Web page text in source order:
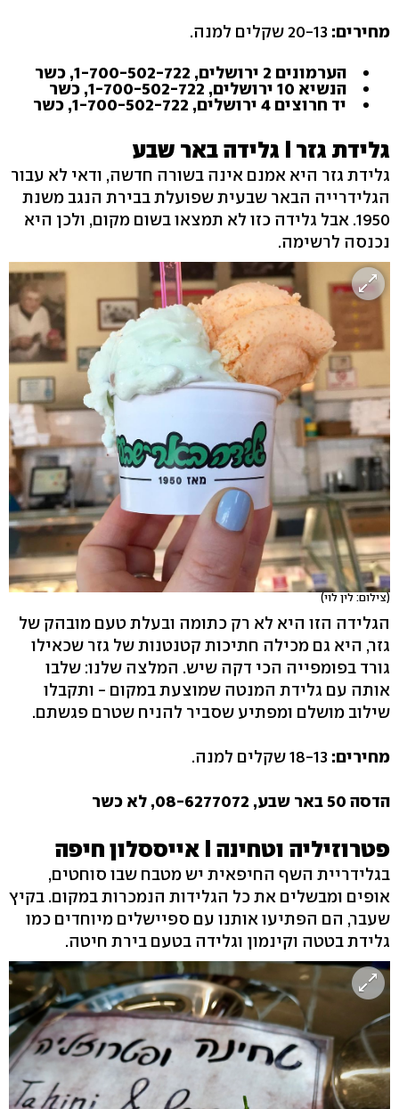
מחירים:
הערמונים 2 ירושלים, 1-700-502-722, כשר
הנשיא 10 ירושלים, 1-700-502-722, כשר
יד חרוצים 4 ירושלים, 1-700-502-722, כשר
גלידת גזר I גלידה באר שבע
גלידת גזר היא אמנם אינה בשורה חדשה, ודאי לא עבור
הגלידרייה הבאר שבעית שפועלת בבירת הנגב משנת
1950. אבל גלידה כזו לא תמצאו בשום מקום, ולכן היא
נכנסה לרשימה.
(צילום: לין לוי)
הגלידה הזו היא לא רק כתומה ובעלת טעם מובהק של
גזר, היא גם מכילה חתיכות קטנטנות של גזר שכאילו
גורד בפומפייה הכי דקה שיש. המלצה שלנו: שלבו
אותה עם גלידת המנטה שמוצעת במקום - ותקבלו
שילוב מושלם ומפתיע שסביר להניח שטרם פגשתם.
מחירים:
הדסה 50 באר שבע, 08-6277072, לא כשר
פטרוזיליה וטחינה I אייססלון חיפה
בגלידריית השף החיפאית יש מטבח שבו סוחטים,
אופים ומבשלים את כל הגלידות הנמכרות במקום. בקיץ
שעבר, הם הפתיעו אותנו עם ספיישלים מיוחדים כמו
גלידת בטטה וקינמון וגלידה בטעם בירת חיטה.